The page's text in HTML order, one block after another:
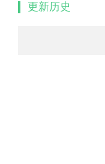
更新历史